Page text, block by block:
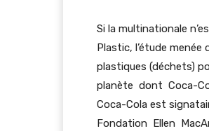
Si la multinationale
Plastic, l’étude
plastiques (déchets)
planète dont Coca-
Coca-Cola est
Fondation Ellen